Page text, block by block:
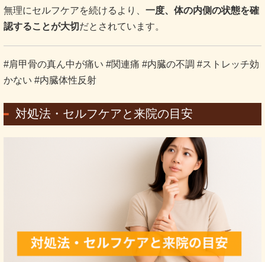
無理にセルフケアを続けるより、 一度、体の内側の状態を確
認することが大切 だとされています。
#肩甲骨の真ん中が痛い #関連痛 #内臓の不調 #ストレッチ効
かない #内臓体性反射
対処法・セルフケアと来院の目安